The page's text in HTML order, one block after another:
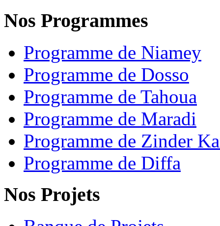
Nos Programmes
Programme de Niamey
Programme de Dosso
Programme de Tahoua
Programme de Maradi
Programme de Zinder
Programme de Diffa
Nos Projets